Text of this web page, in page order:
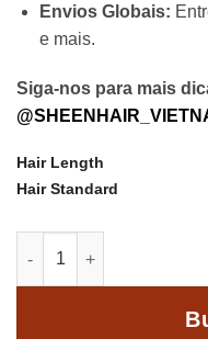
Envios Globais:
e mais.
Siga-nos para mais
Hair Length
Hair Standard